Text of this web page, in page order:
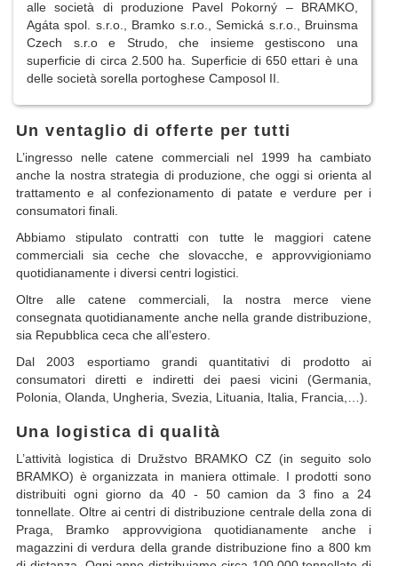
alle società di produzione Pavel Pokorný – BRAMKO,
Agáta spol. s.r.o., Bramko s.r.o., Semická s.r.o., Bruinsma
Czech s.r.o e Strudo, che insieme gestiscono una
superficie di circa 2.500 ha. Superficie di 650 ettari è una
delle società sorella portoghese Camposol II.
Un ventaglio di offerte per tutti
L’ingresso nelle catene commerciali nel 1999 ha cambiato
anche la nostra strategia di produzione, che oggi si orienta al
trattamento e al confezionamento di patate e verdure per i
consumatori finali.
Abbiamo stipulato contratti con tutte le maggiori catene
commerciali sia ceche che slovacche, e approvvigioniamo
quotidianamente i diversi centri logistici.
Oltre alle catene commerciali, la nostra merce viene
consegnata quotidianamente anche nella grande distribuzione,
sia Repubblica ceca che all’estero.
Dal 2003 esportiamo grandi quantitativi di prodotto ai
consumatori diretti e indiretti dei paesi vicini (Germania,
Polonia, Olanda, Ungheria, Svezia, Lituania, Italia, Francia,…).
Una logistica di qualità
L’attività logistica di Družstvo BRAMKO CZ (in seguito solo
BRAMKO) è organizzata in maniera ottimale. I prodotti sono
distribuiti ogni giorno da 40 - 50 camion da 3 fino a 24
tonnellate. Oltre ai centri di distribuzione centrale della zona di
Praga, Bramko approvvigiona quotidianamente anche i
magazzini di verdura della grande distribuzione fino a 800 km